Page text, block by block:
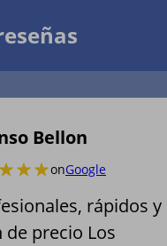
Bellon
onGoogle
rápidos y
de precio Los